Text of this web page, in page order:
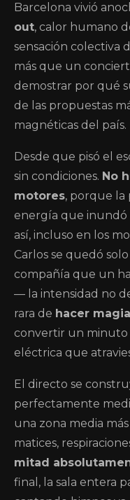
Barcelona vivió
out, calor humano
sensación colectiva
más que un
demostrar por qué
de las propuestas
magnéticas del país.
Desde que pisó el
sin condiciones. No
motores, porque la
energía que inundó
así, incluso en los
Carlos se quedó
compañía que un
— la intensidad no
rara de hacer
convertir un
eléctrica que
El directo se
perfectamente
una zona media
matices,
mitad
final, la sala entera